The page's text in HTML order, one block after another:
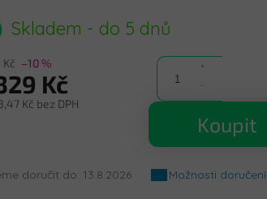
Skladem - do 5 dnů
Kč –10 %
Kč
Kč bez DPH
Koupit
doručit do: 13.8.2026 Možnosti doručení